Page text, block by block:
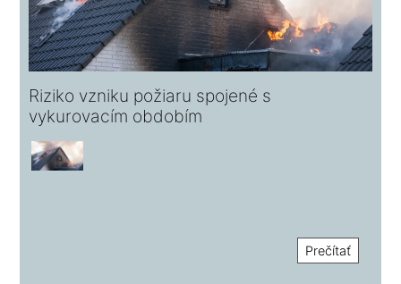
Riziko vzniku požiaru spojené s
vykurovacím obdobím
Prečítať